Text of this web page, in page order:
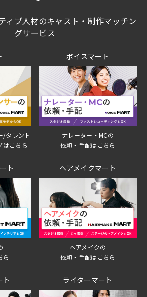
ィブ人材のキャスト・制作マッチン
グサービス
/タレント
はこちら
ボイスマート
ナレーター・MCの
依頼・手配はこちら
ト
ら
ヘアメイクマート
ヘアメイクの
依頼・手配はこちら
ト ライターマート